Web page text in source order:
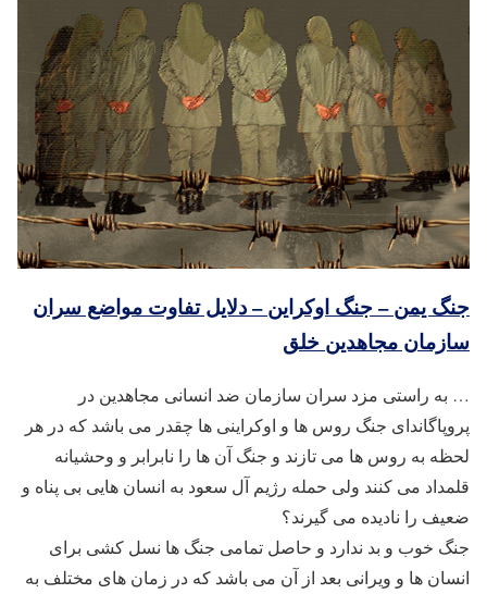
جنگ یمن – جنگ اوکراین – دلایل تفاوت مواضع سران
سازمان مجاهدین خلق
… به راستی مزد سران سازمان ضد انسانی مجاهدین در
پروپاگاندای جنگ روس ها و اوکراینی ها چقدر می باشد که در هر
لحظه به روس ها می تازند و جنگ آن ها را نابرابر و وحشیانه
قلمداد می کنند ولی حمله رژیم آل سعود به انسان هایی بی پناه و
ضعیف را نادیده می گیرند؟
جنگ خوب و بد ندارد و حاصل تمامی جنگ ها نسل کشی برای
انسان ها و ویرانی بعد از آن می باشد که در زمان های مختلف به